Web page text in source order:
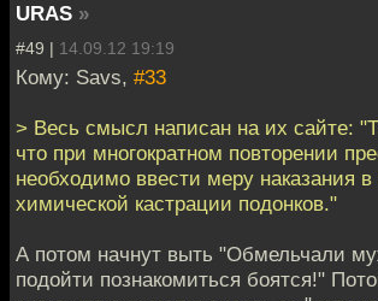
URAS »
#49 | 14.09.12 19:19
Кому: Savs, #33
> Весь смысл написан на их сайте:
что при многократном повторении
необходимо ввести меру наказания
химической кастрации подонков."
А потом начнут выть "Обмельчали
подойти познакомиться боятся!"